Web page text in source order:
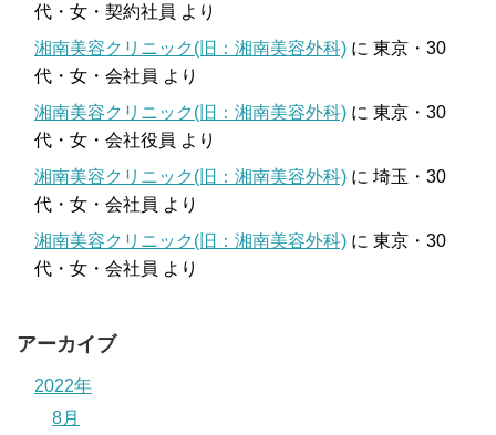
代・女・契約社員 より
湘南美容クリニック(旧：湘南美容外科) に 東京・30
代・女・会社員 より
湘南美容クリニック(旧：湘南美容外科) に 東京・30
代・女・会社役員 より
湘南美容クリニック(旧：湘南美容外科) に 埼玉・30
代・女・会社員 より
湘南美容クリニック(旧：湘南美容外科) に 東京・30
代・女・会社員 より
アーカイブ
2022年
8月